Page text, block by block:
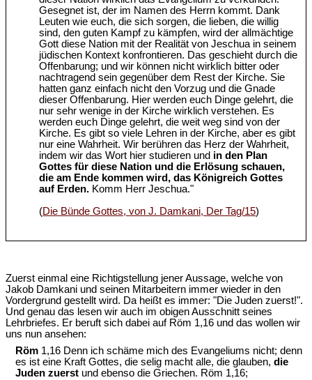
Gesegnet ist, der im Namen des Herrn kommt. Dank
Leuten wie euch, die sich sorgen, die lieben, die willig
sind, den guten Kampf zu kämpfen, wird der allmächtige
Gott diese Nation mit der Realität von Jeschua in seinem
jüdischen Kontext konfrontieren. Das geschieht durch die
Offenbarung; und wir können nicht wirklich bitter oder
nachtragend sein gegenüber dem Rest der Kirche. Sie
hatten ganz einfach nicht den Vorzug und die Gnade
dieser Offenbarung. Hier werden euch Dinge gelehrt, die
nur sehr wenige in der Kirche wirklich verstehen. Es
werden euch Dinge gelehrt, die weit weg sind von der
Kirche. Es gibt so viele Lehren in der Kirche, aber es gibt
nur eine Wahrheit. Wir berühren das Herz der Wahrheit,
indem wir das Wort hier studieren und in den Plan
Gottes für diese Nation und die Erlösung schauen,
die am Ende kommen wird, das Königreich Gottes
auf Erden. Komm Herr Jeschua."
(Die Bünde Gottes, von J. Damkani, Der Tag/15)
Zuerst einmal eine Richtigstellung jener Aussage, welche von
Jakob Damkani und seinen Mitarbeitern immer wieder in den
Vordergrund gestellt wird. Da heißt es immer: "Die Juden zuerst!".
Und genau das lesen wir auch im obigen Ausschnitt seines
Lehrbriefes. Er beruft sich dabei auf Röm 1,16 und das wollen wir
uns nun ansehen:
Röm 1,16 Denn ich schäme mich des Evangeliums nicht; denn
es ist eine Kraft Gottes, die selig macht alle, die glauben, die
Juden zuerst und ebenso die Griechen. Röm 1,16;